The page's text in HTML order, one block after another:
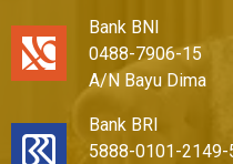
Bank BNI
0488-7906-15
A/N Bayu Dima
Bank BRI
5888-0101-2149-